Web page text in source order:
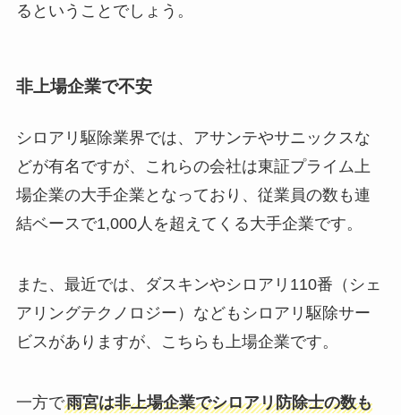
るということでしょう。
非上場企業で不安
シロアリ駆除業界では、アサンテやサニックスな
どが有名ですが、これらの会社は東証プライム上
場企業の大手企業となっており、従業員の数も連
結ベースで1,000人を超えてくる大手企業です。
また、最近では、ダスキンやシロアリ110番（シェ
アリングテクノロジー）などもシロアリ駆除サー
ビスがありますが、こちらも上場企業です。
一方で雨宮は非上場企業でシロアリ防除士の数も